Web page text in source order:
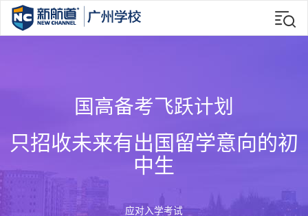
国高备考飞跃计划
只招收未来有出国留学意向的初
中生
应对入学考试